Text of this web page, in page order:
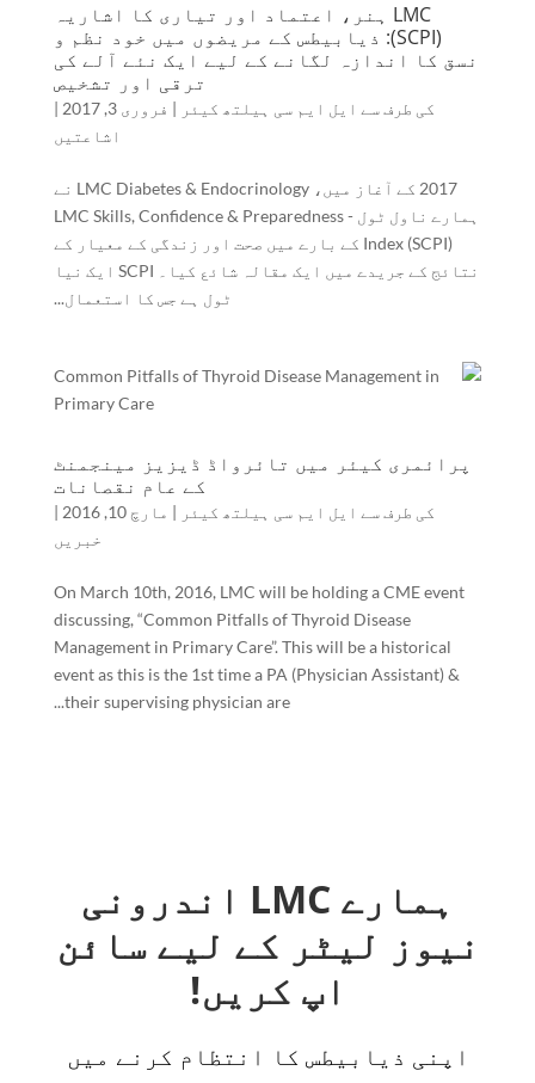
LMC ہنر، اعتماد اور تیاری کا اشاریہ
(SCPI): ذیابیطس کے مریضوں میں خود نظم و
نسق کا اندازہ لگانے کے لیے ایک نئے آلے کی
ترقی اور تشخیص
کی طرف سے ایل ایم سی ہیلتھ کیئر | فروری 3, 2017
|
اشاعتیں
2017 کے آغاز میں، LMC Diabetes & Endocrinology نے
ہمارے ناول ٹول - LMC Skills, Confidence & Preparedness
Index (SCPI) کے بارے میں صحت اور زندگی کے معیار کے
نتائج کے جریدے میں ایک مقالہ شائع کیا۔ SCPI ایک نیا
ٹول ہے جس کا استعمال...
پرائمری کیئر میں تائرواڈ ڈیزیز مینجمنٹ
کے عام نقصانات
کی طرف سے ایل ایم سی ہیلتھ کیئر | مارچ 10, 2016
|
خبریں
On March 10th, 2016, LMC will be holding a CME event
discussing, “Common Pitfalls of Thyroid Disease
Management in Primary Care”. This will be a historical
event as this is the 1st time a PA (Physician Assistant) &
their supervising physician are...
ہمارے LMC اندرونی
نیوز لیٹر کے لیے سائن
اپ کریں!
اپنی ذیابیطس کا انتظام کرنے میں